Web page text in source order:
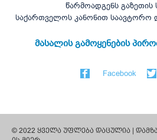
წარმოადგენს
საქართველოს კანონით საავტორო
მასალის გამოყენების
Facebook
© 2022 ყველა უფლება დაცულია |